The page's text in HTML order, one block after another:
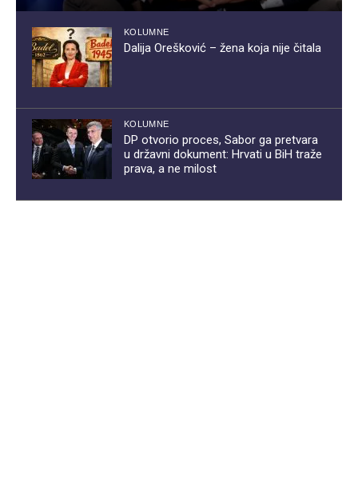
KOLUMNE
Dalija Orešković – žena koja nije čitala
KOLUMNE
DP otvorio proces, Sabor ga pretvara
u državni dokument: Hrvati u BiH traže
prava, a ne milost